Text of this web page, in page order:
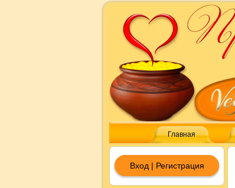
Главная
Вход | Регистрация